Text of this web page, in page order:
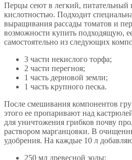
Перцы сеют в легкий, питательный
кислотностью. Подходит
выращивания рассады томатов и
возможности купить подходящую,
самостоятельно из следующих
3 части некислого торфа;
2 части перегноя;
1 часть дерновой земли;
1 часть крупного песка.
После смешивания компонентов
этого ее пропаривают над
для уничтожения грибков почву
раствором марганцовки. В
удобрения. На каждые 10 л
250 мл древесной золы;